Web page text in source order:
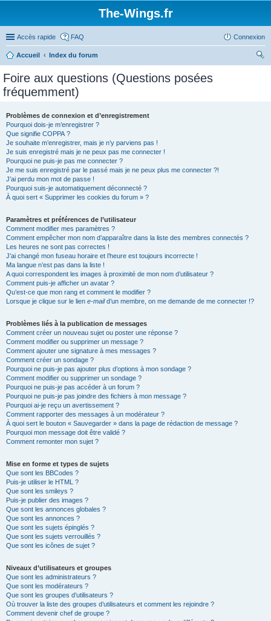
The-Wings.fr
Accès rapide FAQ Connexion
Accueil
Index du forum
Foire aux questions (Questions posées
fréquemment)
Problèmes de connexion et d’enregistrement
Pourquoi dois-je m’enregistrer ?
Que signifie COPPA ?
Je souhaite m’enregistrer, mais je n’y parviens pas !
Je suis enregistré mais je ne peux pas me connecter !
Pourquoi ne puis-je pas me connecter ?
Je me suis enregistré par le passé mais je ne peux plus me connecter ?!
J’ai perdu mon mot de passe !
Pourquoi suis-je automatiquement déconnecté ?
À quoi sert « Supprimer les cookies du forum » ?
Paramètres et préférences de l’utilisateur
Comment modifier mes paramètres ?
Comment empêcher mon nom d’apparaître dans la liste des membres connectés ?
Les heures ne sont pas correctes !
J’ai changé mon fuseau horaire et l’heure est toujours incorrecte !
Ma langue n’est pas dans la liste !
A quoi correspondent les images à proximité de mon nom d’utilisateur ?
Comment puis-je afficher un avatar ?
Qu’est-ce que mon rang et comment le modifier ?
Lorsque je clique sur le lien e-maild’un membre, on me demande de me connecter !?
Problèmes liés à la publication de messages
Comment créer un nouveau sujet ou poster une réponse ?
Comment modifier ou supprimer un message ?
Comment ajouter une signature à mes messages ?
Comment créer un sondage ?
Pourquoi ne puis-je pas ajouter plus d’options à mon sondage ?
Comment modifier ou supprimer un sondage ?
Pourquoi ne puis-je pas accéder à un forum ?
Pourquoi ne puis-je pas joindre des fichiers à mon message ?
Pourquoi ai-je reçu un avertissement ?
Comment rapporter des messages à un modérateur ?
À quoi sert le bouton « Sauvegarder » dans la page de rédaction de message ?
Pourquoi mon message doit être validé ?
Comment remonter mon sujet ?
Mise en forme et types de sujets
Que sont les BBCodes ?
Puis-je utiliser le HTML ?
Que sont les smileys ?
Puis-je publier des images ?
Que sont les annonces globales ?
Que sont les annonces ?
Que sont les sujets épinglés ?
Que sont les sujets verrouillés ?
Que sont les icônes de sujet ?
Niveaux d’utilisateurs et groupes
Que sont les administrateurs ?
Que sont les modérateurs ?
Que sont les groupes d’utilisateurs ?
Où trouver la liste des groupes d’utilisateurs et comment les rejoindre ?
Comment devenir chef de groupe ?